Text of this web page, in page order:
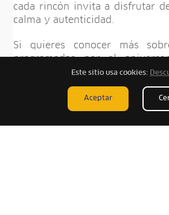
cada rincón invita a disfrutar
calma y autenticidad.
Si quieres conocer más
programadas por el
puedes conocer más haciendo
Este sitio usa cookies:
Aceptar